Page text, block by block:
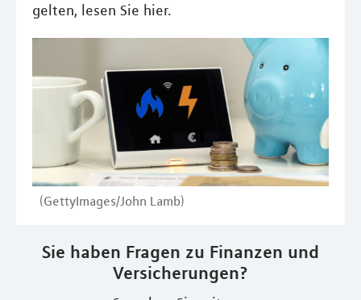
gelten, lesen Sie hier.
(GettyImages/John Lamb)
Sie haben Fragen zu Finanzen und
Versicherungen?